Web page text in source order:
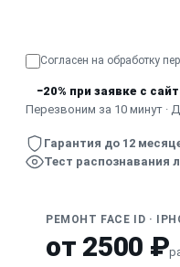
Согласен на обработку
−20% при заявке с
Перезвоним за 10 минут ·
Гарантия до 12
Тест распознавания
РЕМОНТ FACE ID ·
от 2500 ₽